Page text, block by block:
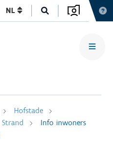
NL
Hofstade
Strand
Info inwoners